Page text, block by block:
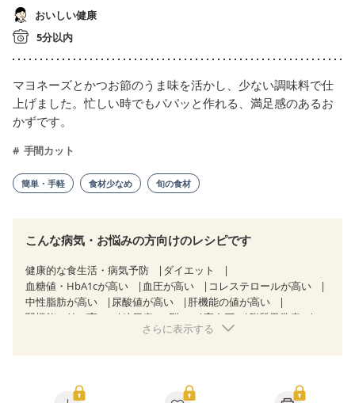
おいしい健康
5分以内
マヨネーズとかつお節のうま味を活かし、少ない調味料で仕
上げました。忙しい時でもパパッと作れる、満足感のあるお
かずです。
手間カット
簡単・手軽 食材少なめ 旬の食材
こんな病気・お悩みの方向けのレシピです
健康的な食生活・病気予防
ダイエット
血糖値・HbA1cが高い
血圧が高い
コレステロールが高い
中性脂肪が高い
尿酸値が高い
肝機能の値が高い
腎機能の値が高い
糖尿病（2型） 高血圧
脂質異常症
狭心症 心筋梗塞
慢性便秘症
潰瘍性大腸炎（寛解期）
さらに表示する